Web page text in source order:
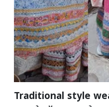
Traditional style